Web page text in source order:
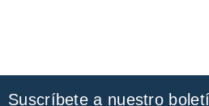
Suscríbete a nuestro